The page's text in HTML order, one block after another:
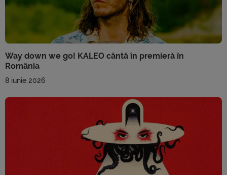
Way down we go! KALEO cântă în premieră în
România
8 iunie 2026